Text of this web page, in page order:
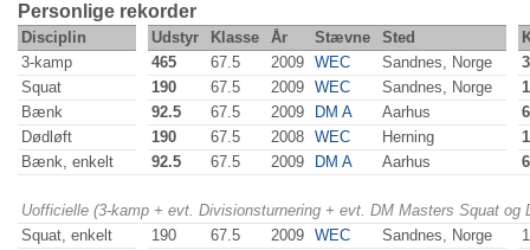
Personlige rekorder
Disciplin Udstyr Klasse År Stævne Sted
3-kamp
465 67.5 2009 WEC Sandnes, Norge
Squat
190 67.5 2009 WEC Sandnes, Norge
Bænk
92.5 67.5 2009 DM A Aarhus
Dødløft
190 67.5 2008 WEC Herning
Bænk, enkelt
92.5 67.5 2009 DM A Aarhus
Uofficielle (3-kamp + evt. Divisionsturnering + evt. DM Masters Squat
Squat, enkelt
190 67.5 2009 WEC Sandnes, Norge